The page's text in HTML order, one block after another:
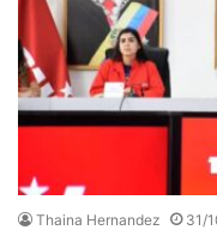
Thaina Hernandez 31/